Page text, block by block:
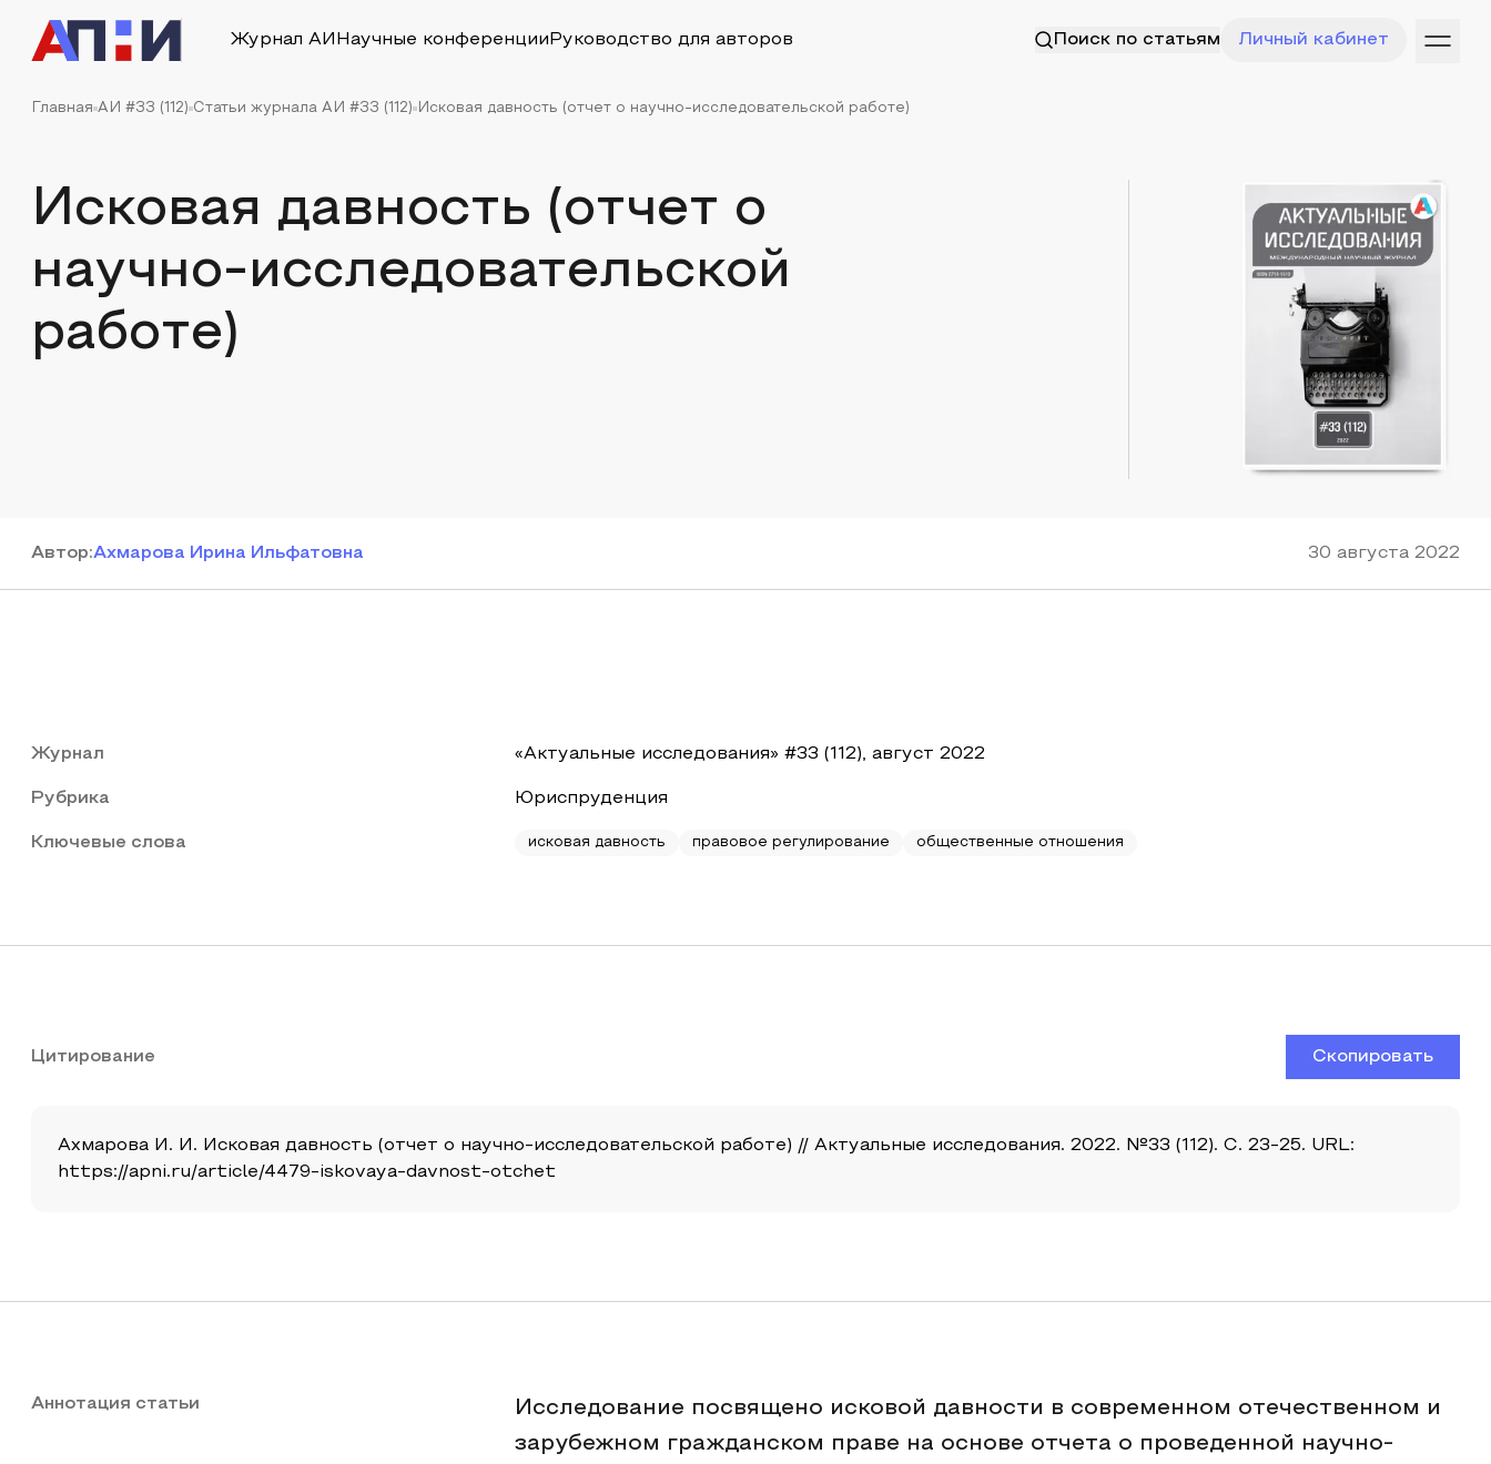
Журнал АИ Научные конференции Руководство для авторов Поиск по статьям Личный кабинет
Главная АИ #33 (112) Статьи журнала АИ #33 (112) Исковая давность (отчет о научно-исследовательской работе)
Исковая давность (отчет о
научно-исследовательской
работе)
Автор:Ахмарова Ирина Ильфатовна 30 августа 2022
Журнал «Актуальные исследования» #33 (112), август 2022
Рубрика Юриспруденция
Ключевые слова исковая давность правовое регулирование общественные отношения
Цитирование Скопировать
Ахмарова И. И. Исковая давность (отчет о научно-исследовательской работе) // Актуальные исследования. 2022. №33 (112). С. 23-25. URL:
https://apni.ru/article/4479-iskovaya-davnost-otchet
Аннотация статьи
Исследование посвящено исковой давности в современном отечественном и
зарубежном гражданском праве на основе отчета о проведенной научно-